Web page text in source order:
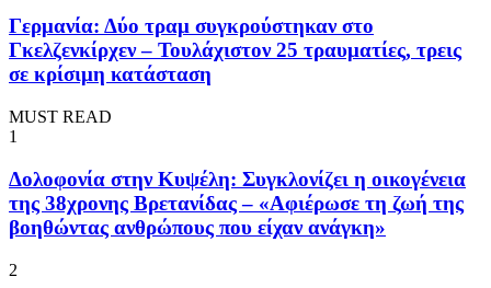
Γερμανία: Δύο τραμ συγκρούστηκαν στο
Γκελζενκίρχεν – Τουλάχιστον 25 τραυματίες, τρεις
σε κρίσιμη κατάσταση
MUST READ
1
Δολοφονία στην Κυψέλη: Συγκλονίζει η οικογένεια
της 38χρονης Βρετανίδας – «Αφιέρωσε τη ζωή της
βοηθώντας ανθρώπους που είχαν ανάγκη»
2